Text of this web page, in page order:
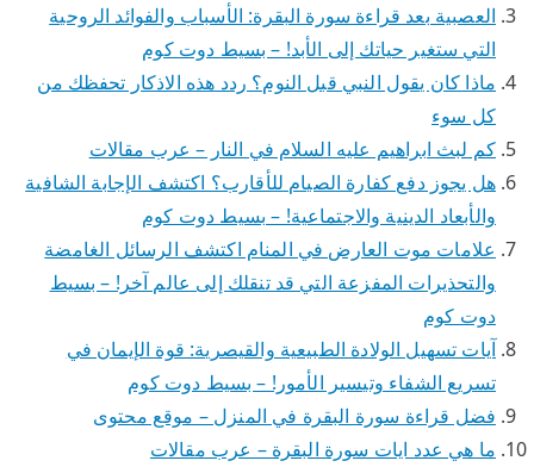
العصبية بعد قراءة سورة البقرة: الأسباب والفوائد الروحية
التي ستغير حياتك إلى الأبد! – بسيط دوت كوم
ماذا كان يقول النبي قبل النوم؟ ردد هذه الاذكار تحفظك من
كل سوء
كم لبث ابراهيم عليه السلام في النار – عرب مقالات
هل يجوز دفع كفارة الصيام للأقارب؟ اكتشف الإجابة الشافية
والأبعاد الدينية والاجتماعية! – بسيط دوت كوم
علامات موت العارض في المنام اكتشف الرسائل الغامضة
والتحذيرات المفزعة التي قد تنقلك إلى عالم آخر! – بسيط
دوت كوم
آيات تسهيل الولادة الطبيعية والقيصرية: قوة الإيمان في
تسريع الشفاء وتيسير الأمور! – بسيط دوت كوم
فضل قراءة سورة البقرة في المنزل – موقع محتوى
ما هي عدد ايات سورة البقرة – عرب مقالات